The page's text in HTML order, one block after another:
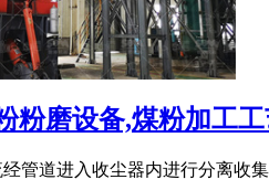
粉磨设备,煤粉加工
管道进入收尘器内进行分离收